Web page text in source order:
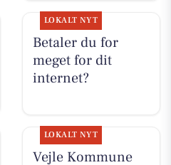
LOKALT NYT
Betaler du for
meget for dit
internet?
LOKALT NYT
Vejle Kommune